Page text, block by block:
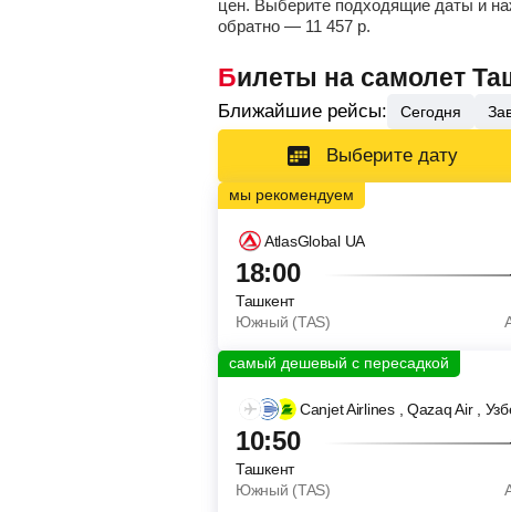
цен. Выберите подходящие даты и
обратно — 11 457 р.
Билеты на самолет
Ближайшие рейсы: Сегодня
Выберите дату
AtlasGlobal UA
18:00
Ташкент
Южный (TAS)
Canjet Airlines , Qazaq Air ,
10:50
Ташкент
Южный (TAS)